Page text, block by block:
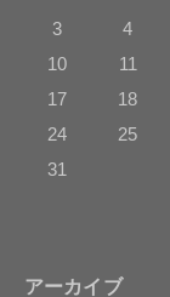
3
4
10
11
17
18
24
25
31
アーカイブ